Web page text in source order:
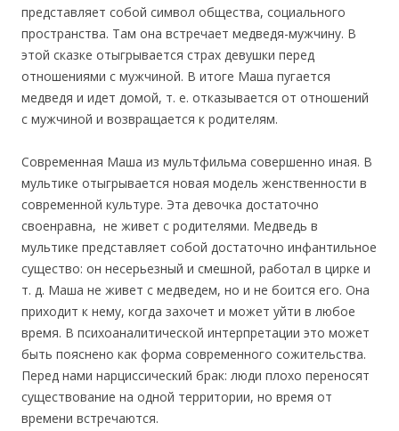
представляет собой символ общества, социального
пространства. Там она встречает медведя-мужчину. В
этой сказке отыгрывается страх девушки перед
отношениями с мужчиной. В итоге Маша пугается
медведя и идет домой, т. е. отказывается от отношений
с мужчиной и возвращается к родителям.
Современная Маша из мультфильма совершенно иная. В
мультике отыгрывается новая модель женственности в
современной культуре. Эта девочка достаточно
своенравна, не живет с родителями. Медведь в
мультике представляет собой достаточно инфантильное
существо: он несерьезный и смешной, работал в цирке и
т. д. Маша не живет с медведем, но и не боится его. Она
приходит к нему, когда захочет и может уйти в любое
время. В психоаналитической интерпретации это может
быть пояснено как форма современного сожительства.
Перед нами нарциссический брак: люди плохо переносят
существование на одной территории, но время от
времени встречаются.